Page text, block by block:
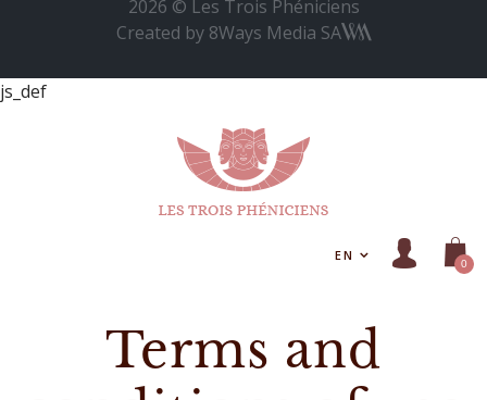
2026 © Les Trois Phéniciens
Created by 8Ways Media SA
js_def
0
EN
Terms and